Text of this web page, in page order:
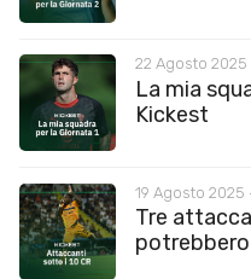
22 Agosto 2025
La mia
Kickest
19 Agosto 2025
Tre